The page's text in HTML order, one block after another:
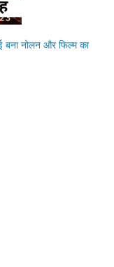
बना नोलन और फिल्म का